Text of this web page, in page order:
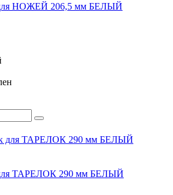
для НОЖЕЙ 206,5 мм БЕЛЫЙ
для ТАРЕЛОК 290 мм БЕЛЫЙ